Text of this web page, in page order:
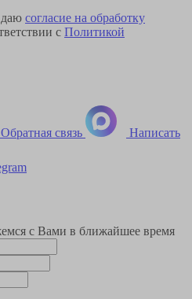
согласие на обработку
с Политикой
Обратная связь Написать
с Вами в ближайшее время